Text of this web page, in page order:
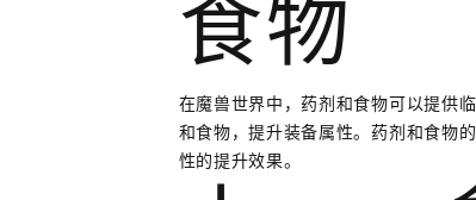
食物
在魔兽世界中，药剂和食物可以提供
和食物，提升装备属性。药剂和食物
性的提升效果。